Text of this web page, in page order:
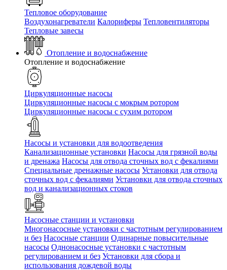
Тепловое оборудование
Воздухонагреватели Калориферы Тепловентиляторы
Тепловые завесы
Отопление и водоснабжение
Отопление и водоснабжение
Циркуляционные насосы
Циркуляционные насосы с мокрым ротором
Циркуляционные насосы с сухим ротором
Насосы и установки для водоотведения
Канализационные установки Насосы для грязной воды
и дренажа Насосы для отвода сточных вод c фекалиями
Специальные дренажные насосы Установки для отвода
сточных вод c фекалиями Установки для отвода сточных
вод и канализационных стоков
Насосные станции и установки
Многонасосные установки с частотным регулированием
и без Насосные станции Одинарные повысительные
насосы Однонасосные установки с частотным
регулированием и без Установки для сбора и
использования дождевой воды